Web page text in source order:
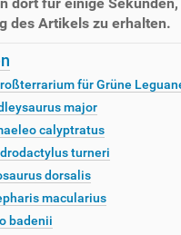
des Artikels zu erhalten.
für Grüne
major
calyptratus
turneri
dorsalis
macularius
badenii